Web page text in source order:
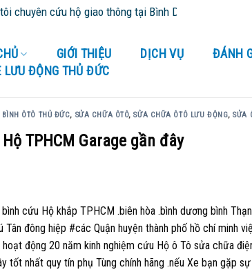
cứu hộ giao thông tại Bình Dương và tỉnh thành
GIỚI THIỆU DỊCH VỤ ĐÁNH
LƯU ĐỘNG THỦ ĐỨC
BÌNH ÔTÔ THỦ ĐỨC, SỬA CHỮA ÔTÔ,SỬA CHỮA ÔTÔ LƯU ĐỘNG,SỬA
TPHCM Garage gần đây
cứu Hộ khắp TPHCM .biên hòa .bình dương bình
đông hiệp #các Quận huyện thành phố hồ chí minh
động 20 năm kinh nghiệm cứu Hộ ô Tô sửa chữa
nhất quy tín phụ Tùng chính hãng .nếu Xe bạn gặp